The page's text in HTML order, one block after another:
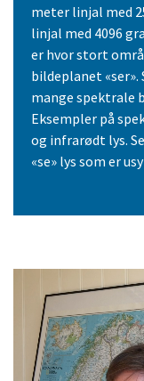
meter linjal med
linjal med 4096
er hvor stort
bildeplanet
mange spektrale
Eksempler på
og infrarødt lys.
«se» lys som er